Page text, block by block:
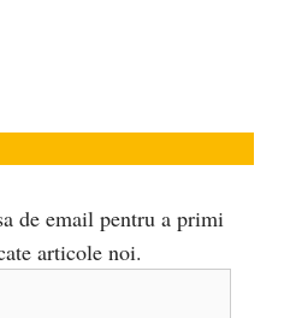
de email pentru a primi
articole noi.